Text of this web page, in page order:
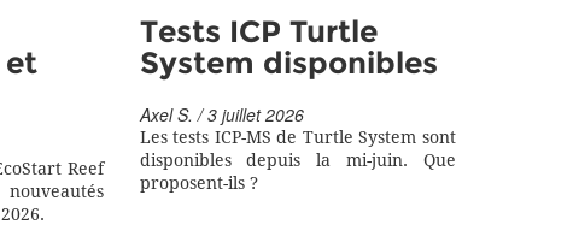
et
Reef
Tests ICP Turtle
System disponibles
Axel S. / 3 juillet 2026
Les tests ICP-MS de Turtle System sont
disponibles depuis la mi-juin. Que
proposent-ils ?